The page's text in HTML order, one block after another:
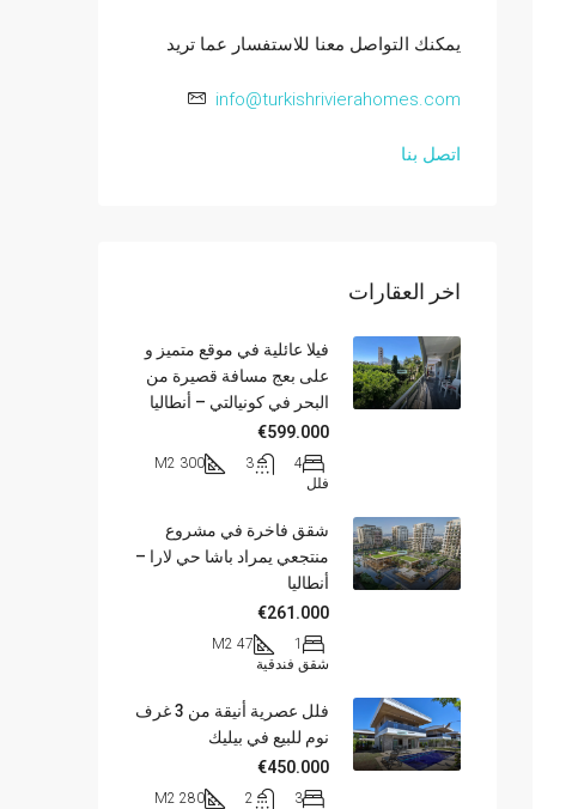
يمكنك التواصل معنا للاستفسار عما تريد
info@turkishrivierahomes.com
اتصل بنا
اخر العقارات
فيلا عائلية في موقع متميز و
على بعج مسافة قصيرة من
البحر في كونيالتي – أنطاليا
€599.000
4
3
300 M2
فلل
شقق فاخرة في مشروع
منتجعي يمراد باشا حي لارا –
أنطاليا
€261.000
1
47 M2
شقق فندقية
فلل عصرية أنيقة من 3 غرف
نوم للبيع في بيليك
€450.000
3
2
280 M2